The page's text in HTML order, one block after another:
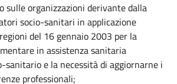
organizzazioni derivante dalla
socio-sanitari in applicazione
del 16 gennaio 2003 per la
in assistenza sanitaria
sanitario e la necessità di aggiornarne i
professionali;